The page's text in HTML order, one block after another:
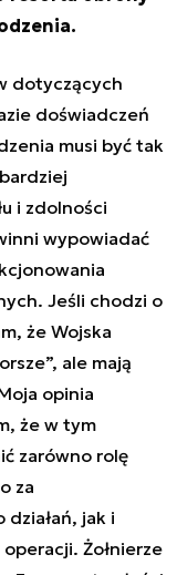
dotyczących
doświadczeń
musi być tak
i zdolności
wypowiadać
Jeśli chodzi o
że Wojska
ale mają
opinia
że w tym
zarówno rolę
za
jak i
Żołnierze